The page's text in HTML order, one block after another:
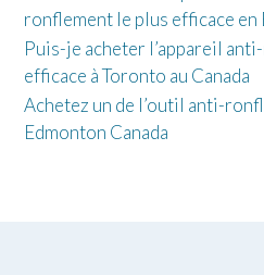
ronflement le plus efficace en
Puis-je acheter l’appareil
efficace à Toronto au Canada
Achetez un de l’outil anti-
Edmonton Canada